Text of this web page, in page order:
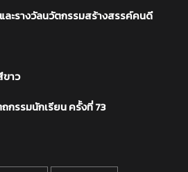
ะรางวัลนวัตกรรมสร้างสรรค์คนดี
ขาว
กรรมนักเรียน ครั้งที่ 73